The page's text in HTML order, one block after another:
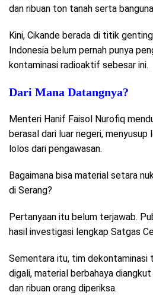
dan ribuan ton tanah serta
Kini, Cikande berada di titik
Indonesia belum pernah punya
kontaminasi radioaktif sebesar ini.
Dari Mana Datangnya?
Menteri Hanif Faisol Nurofiq
berasal dari luar negeri, menyusup
lolos dari pengawasan.
Bagaimana bisa material setara
di Serang?
Pertanyaan itu belum terjawab.
hasil investigasi lengkap Satgas
Sementara itu, tim dekontaminasi
digali, material berbahaya
dan ribuan orang diperiksa.